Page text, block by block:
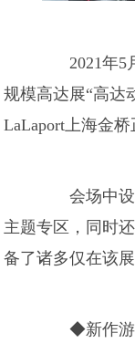
2021年5月
规模高达展“高达
LaLaport上海金桥
会场中设
主题专区，同时
备了诸多仅在该
◆新作游